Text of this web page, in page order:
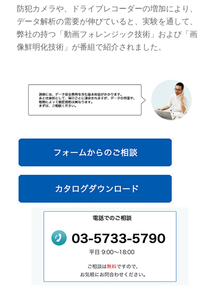
防犯カメラや、ドライブレコーダーの増加により、
データ解析の需要が伸びていると、実験を通して、
弊社の持つ「動画フォレンジック技術」および「画
像鮮明化技術」が番組で紹介されました。